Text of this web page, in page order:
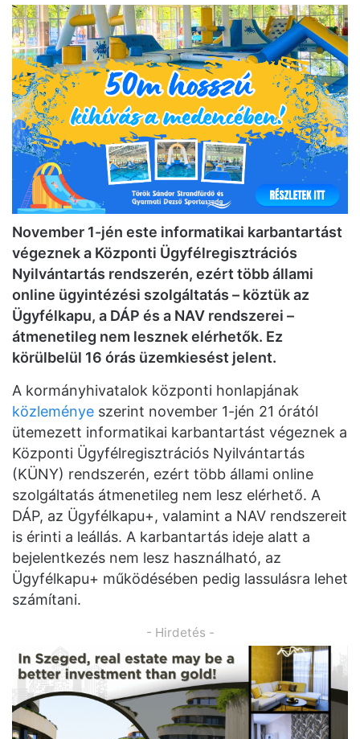
November 1-jén este informatikai karbantartást
végeznek a Központi Ügyfélregisztrációs
Nyilvántartás rendszerén, ezért több állami
online ügyintézési szolgáltatás – köztük az
Ügyfélkapu, a DÁP és a NAV rendszerei –
átmenetileg nem lesznek elérhetők. Ez
körülbelül 16 órás üzemkiesést jelent.
A kormányhivatalok központi honlapjának
közleménye szerint november 1-jén 21 órától
ütemezett informatikai karbantartást végeznek a
Központi Ügyfélregisztrációs Nyilvántartás
(KÜNY) rendszerén, ezért több állami online
szolgáltatás átmenetileg nem lesz elérhető. A
DÁP, az Ügyfélkapu+, valamint a NAV rendszereit
is érinti a leállás. A karbantartás ideje alatt a
bejelentkezés nem lesz használható, az
Ügyfélkapu+ működésében pedig lassulásra lehet
számítani.
- Hirdetés -